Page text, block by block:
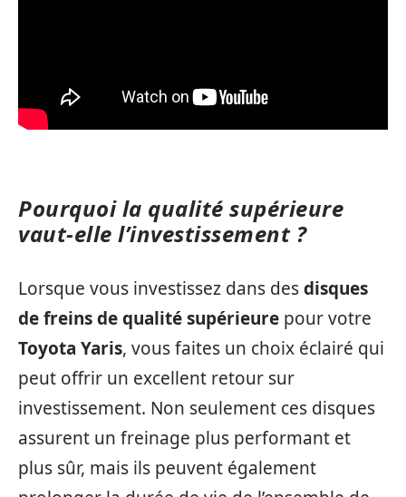
Pourquoi la qualité supérieure
vaut-elle l’investissement ?
Lorsque vous investissez dans desdisques
de freins de qualité supérieure pour votre
Toyota Yaris, vous faites un choix éclairé qui
peut offrir un excellent retour sur
investissement. Non seulement ces disques
assurent un freinage plus performant et
plus sûr, mais ils peuvent également